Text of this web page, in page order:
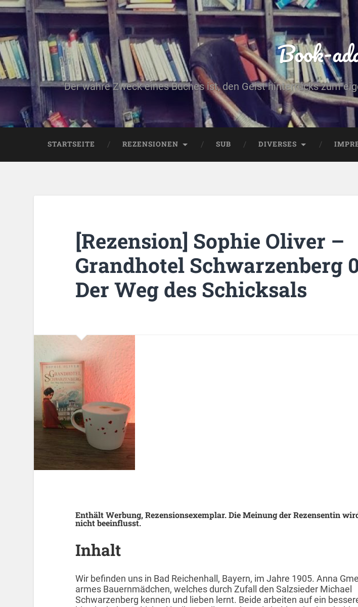
Book-
"Der wahre Zweck eines Buches ist, den Geist hinterrücks zum
STARTSEITE REZENSIONEN SUB DIVERSES
[Rezension] Sophie Oliver –
Grandhotel Schwarzenberg
Der Weg des Schicksals
Enthält Werbung, Rezensionsexemplar. Die Meinung der Rezensentin
nicht beeinflusst.
Inhalt
Wir befinden uns in Bad Reichenhall, Bayern, im Jahre 1905. Anna
armes Bauernmädchen, welches durch Zufall den Salzsieder Michael
Schwarzenberg kennen und lieben lernt. Beide arbeiten auf ein